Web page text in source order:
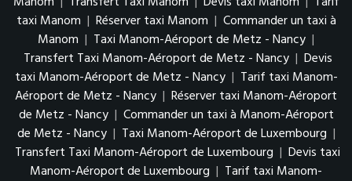
taxi Manom | Réserver taxi Manom | Commander un taxi à
Manom | Taxi Manom-Aéroport de Metz - Nancy |
Transfert Taxi Manom-Aéroport de Metz - Nancy | Devis
taxi Manom-Aéroport de Metz - Nancy | Tarif taxi Manom-
Aéroport de Metz - Nancy | Réserver taxi Manom-Aéroport
de Metz - Nancy | Commander un taxi à Manom-Aéroport
de Metz - Nancy | Taxi Manom-Aéroport de Luxembourg |
Transfert Taxi Manom-Aéroport de Luxembourg | Devis taxi
Manom-Aéroport de Luxembourg | Tarif taxi Manom-